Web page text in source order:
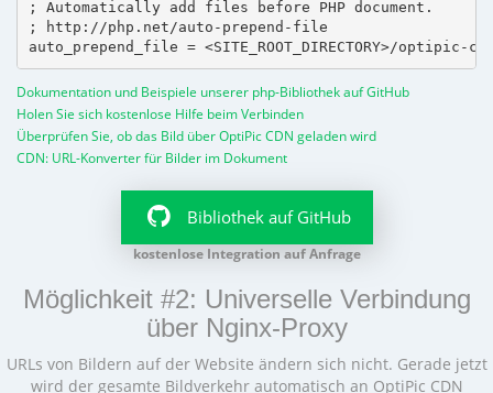
; Automatically add files before PHP document.
; http://php.net/auto-prepend-file
Dokumentation und Beispiele unserer php-Bibliothek auf GitHub
Holen Sie sich kostenlose Hilfe beim Verbinden
Überprüfen Sie, ob das Bild über OptiPic CDN geladen wird
CDN: URL-Konverter für Bilder im Dokument
Bibliothek auf GitHub
kostenlose Integration auf Anfrage
Möglichkeit #2: Universelle Verbindung
über Nginx-Proxy
URLs von Bildern auf der Website ändern sich nicht. Gerade jetzt
wird der gesamte Bildverkehr automatisch an OptiPic CDN